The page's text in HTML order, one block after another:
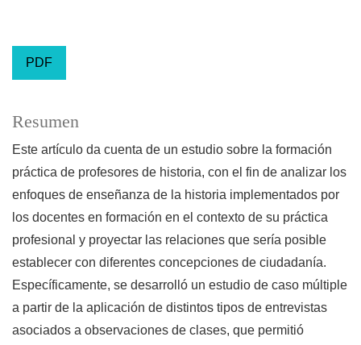
PDF
Resumen
Este artículo da cuenta de un estudio sobre la formación
práctica de profesores de historia, con el fin de analizar los
enfoques de enseñanza de la historia implementados por
los docentes en formación en el contexto de su práctica
profesional y proyectar las relaciones que sería posible
establecer con diferentes concepciones de ciudadanía.
Específicamente, se desarrolló un estudio de caso múltiple
a partir de la aplicación de distintos tipos de entrevistas
asociados a observaciones de clases, que permitió